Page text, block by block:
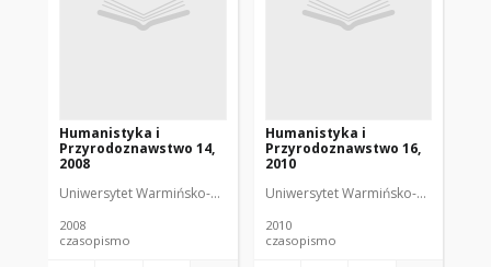
Humanistyka i
Przyrodoznawstwo 14,
2008
Uniwersytet Warmińsko-Mazurski
2008
czasopismo
Humanistyka i
Przyrodoznawstwo 16,
2010
Uniwersytet Warmińsko-Mazurski
2010
czasopismo